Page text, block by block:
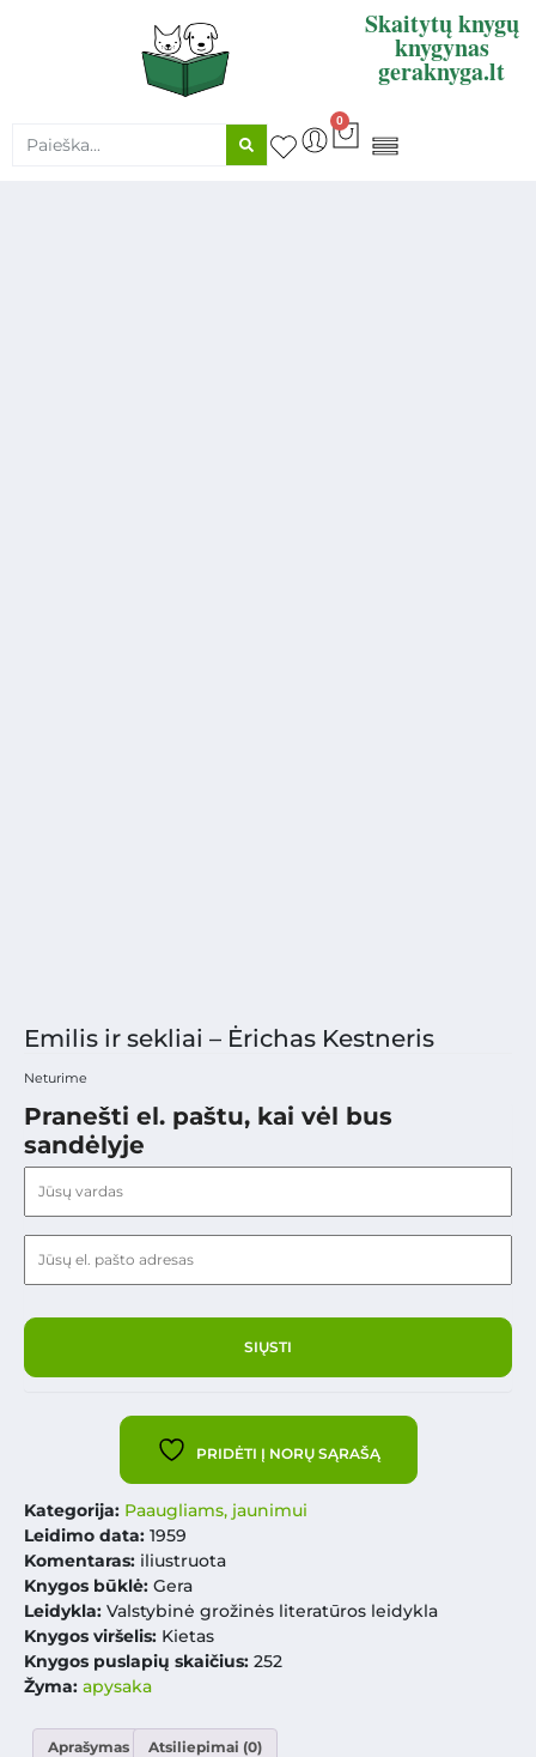
Skaitytų knygų
knygynas
geraknyga.lt
0
Emilis ir sekliai – Ėrichas Kestneris
Neturime
Pranešti el. paštu, kai vėl bus
sandėlyje
PRIDĖTI Į NORŲ SĄRAŠĄ
Kategorija: Paaugliams, jaunimui
Leidimo data: 1959
Komentaras: iliustruota
Knygos būklė: Gera
Leidykla: Valstybinė grožinės literatūros leidykla
Knygos viršelis: Kietas
Knygos puslapių skaičius: 252
Žyma: apysaka
Aprašymas Atsiliepimai (0)